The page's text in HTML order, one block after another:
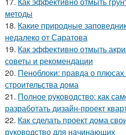
методы
18. Какие природные
недалеко от Саратова
19. Как эффективно отмыть
советы и рекомендации
20. Пеноблоки: правда о
строительства дома
21. Полное руководство: как
разработать дизайн-проект
22. Как сделать проект дома
руководство для начинающих